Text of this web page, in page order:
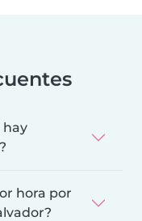
hay
hora por